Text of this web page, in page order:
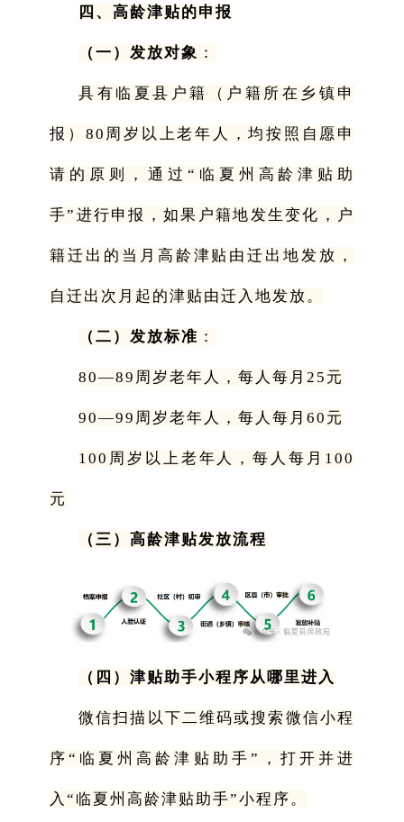
四、高龄津贴的申报
（一）发放对象 ：
具有临夏县户籍（户籍所在乡镇申
报）80周岁以上老年人，均按照自愿申
请的原则，通过“临夏州高龄津贴助
手”进行申报，如果户籍地发生变化，户
籍迁出的当月高龄津贴由迁出地发放，
自迁出次月起的津贴由迁入地发放。
（二）发放标准 ：
80—89周岁老年人，每人每月25元
90—99周岁老年人，每人每月60元
100周岁以上老年人，每人每月100
元
（三）高龄津贴发放流程
（四）津贴助手小程序从哪里进入
微信扫描以下二维码或搜索微信小程
序“临夏州高龄津贴助手”，打开并进
入“临夏州高龄津贴助手”小程序。